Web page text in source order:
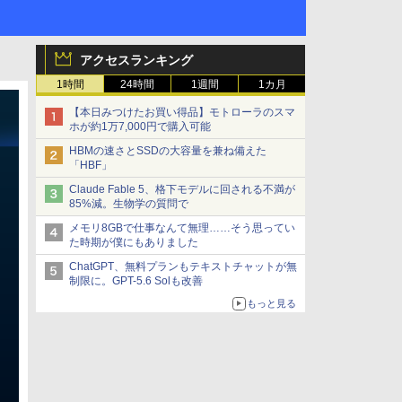
アクセスランキング
1時間 24時間 1週間 1カ月
【本日みつけたお買い得品】モトローラのスマ
ホが約1万7,000円で購入可能
HBMの速さとSSDの大容量を兼ね備えた
「HBF」
Claude Fable 5、格下モデルに回される不満が
85%減。生物学の質問で
メモリ8GBで仕事なんて無理……そう思ってい
た時期が僕にもありました
ChatGPT、無料プランもテキストチャットが無
制限に。GPT-5.6 Solも改善
もっと見る